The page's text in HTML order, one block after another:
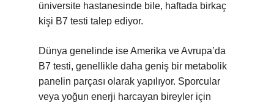
üniversite hastanesinde bile, haftada birkaç
kişi B7 testi talep ediyor.
Dünya genelinde ise Amerika ve Avrupa’da
B7 testi, genellikle daha geniş bir metabolik
panelin parçası olarak yapılıyor. Sporcular
veya yoğun enerji harcayan bireyler için